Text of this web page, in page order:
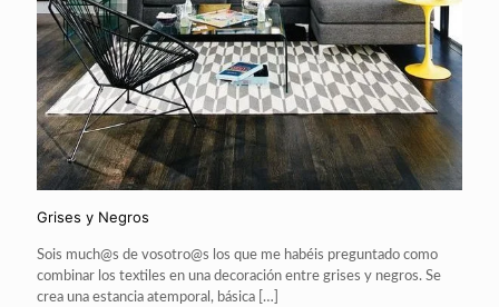
Grises y Negros
Sois much@s de vosotro@s los que me habéis preguntado como
combinar los textiles en una decoración entre grises y negros. Se
crea una estancia atemporal, básica […]